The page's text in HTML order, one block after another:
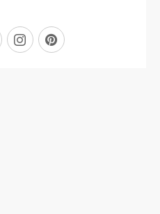
FacebookInstagramPinterest